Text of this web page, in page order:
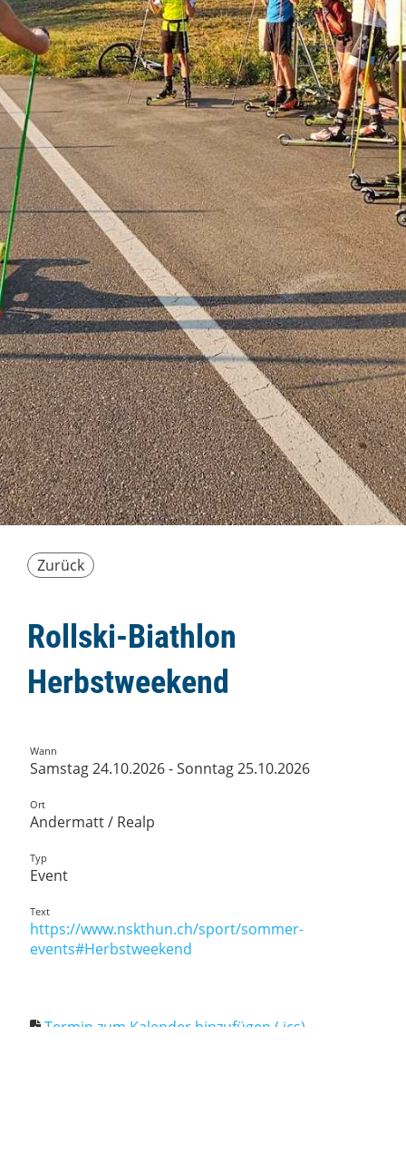
Zurück
Rollski-Biathlon
Herbstweekend
Wann
Samstag 24.10.2026 - Sonntag 25.10.2026
Ort
Andermatt / Realp
Typ
Event
Text
https://www.nskthun.ch/sport/sommer-
events#Herbstweekend
Termin zum Kalender hinzufügen (.ics)